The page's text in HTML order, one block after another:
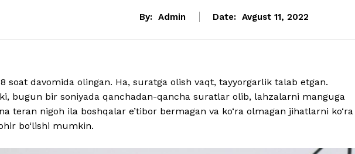
By: Admin Date: Avgust 11, 2022
soat davomida olingan. Ha, suratga olish vaqt, tayyorgarlik talab etgan.
bugun bir soniyada qanchadan-qancha suratlar olib, lahzalarni manguga
teran nigoh ila boshqalar e’tibor bermagan va ko‘ra olmagan jihatlarni ko‘ra
bo‘lishi mumkin.